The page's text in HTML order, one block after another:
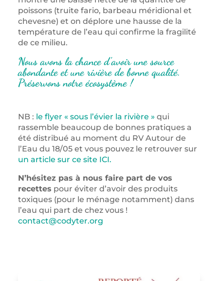
poissons (truite fario, barbeau méridional et
chevesne) et on déplore une hausse de la
température de l’eau qui confirme la fragilité
de ce milieu.
Nous avons la chance d’avoir une source
abondante et une rivière de bonne qualité.
Préservons notre écosystème !
NB : le flyer « sous l’évier la rivière »qui
rassemble beaucoup de bonnes pratiques a
été distribué au moment du RV Autour de
l’Eau du 18/05 et vous pouvez le retrouver sur
un article sur ce site ICI.
N’hésitez pas à nous faire part de vos
recettes pour éviter d’avoir des produits
toxiques (pour le ménage notamment) dans
l’eau qui part de chez vous !
contact@codyter.org